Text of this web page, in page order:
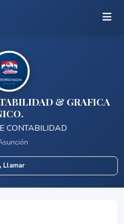
& GRAFICA
CONTABILIDAD
Llamar